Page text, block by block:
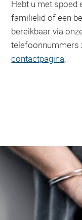
Hebt u met spoed
familielid of een
bereikbaar via
telefoonnummers
contactpagina.